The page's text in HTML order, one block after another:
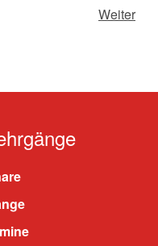
Weiter